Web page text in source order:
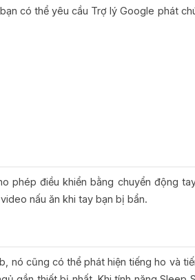
có thể yêu cầu Trợ lý Google phát
phép điều khiển bằng chuyển động
nấu ăn khi tay bạn bị bẩn.
nó cũng có thể phát hiện tiếng ho và